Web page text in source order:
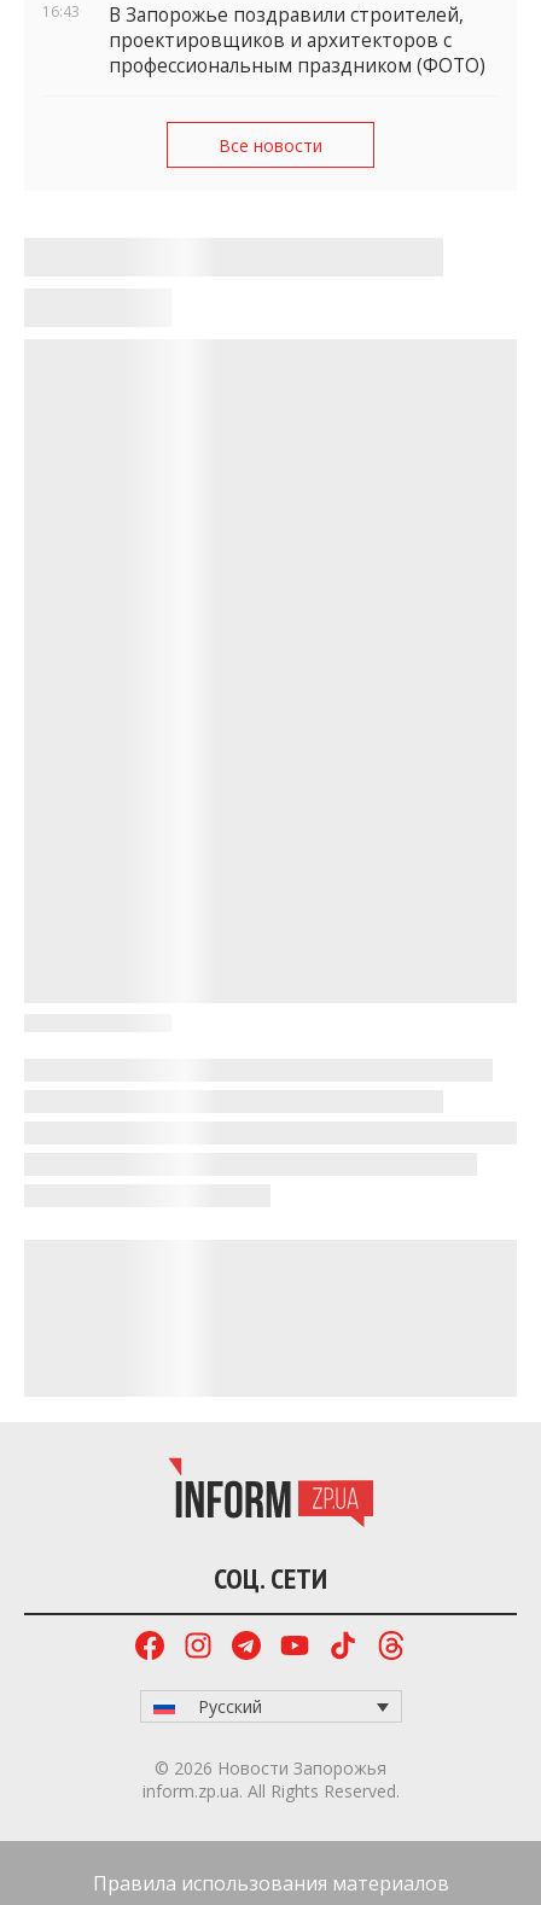
16:43
В Запорожье поздравили строителей,
проектировщиков и архитекторов с
профессиональным праздником (ФОТО)
Все новости
СОЦ. СЕТИ
Русский
© 2026 Новости Запорожья
inform.zp.ua. All Rights Reserved.
Правила использования материалов